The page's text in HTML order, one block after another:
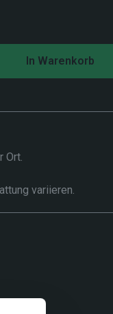
In Warenkorb
Ort.
variieren.